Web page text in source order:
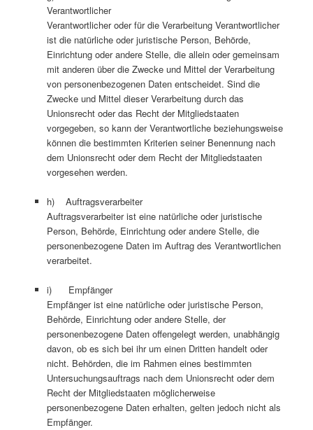
Verantwortlicher
Verantwortlicher oder für die Verarbeitung Verantwortlicher
ist die natürliche oder juristische Person, Behörde,
Einrichtung oder andere Stelle, die allein oder gemeinsam
mit anderen über die Zwecke und Mittel der Verarbeitung
von personenbezogenen Daten entscheidet. Sind die
Zwecke und Mittel dieser Verarbeitung durch das
Unionsrecht oder das Recht der Mitgliedstaaten
vorgegeben, so kann der Verantwortliche beziehungsweise
können die bestimmten Kriterien seiner Benennung nach
dem Unionsrecht oder dem Recht der Mitgliedstaaten
vorgesehen werden.
h) Auftragsverarbeiter
Auftragsverarbeiter ist eine natürliche oder juristische
Person, Behörde, Einrichtung oder andere Stelle, die
personenbezogene Daten im Auftrag des Verantwortlichen
verarbeitet.
i) Empfänger
Empfänger ist eine natürliche oder juristische Person,
Behörde, Einrichtung oder andere Stelle, der
personenbezogene Daten offengelegt werden, unabhängig
davon, ob es sich bei ihr um einen Dritten handelt oder
nicht. Behörden, die im Rahmen eines bestimmten
Untersuchungsauftrags nach dem Unionsrecht oder dem
Recht der Mitgliedstaaten möglicherweise
personenbezogene Daten erhalten, gelten jedoch nicht als
Empfänger.